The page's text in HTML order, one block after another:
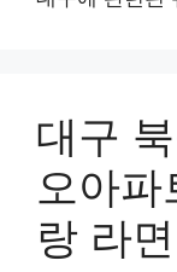
대구
오아
랑 라